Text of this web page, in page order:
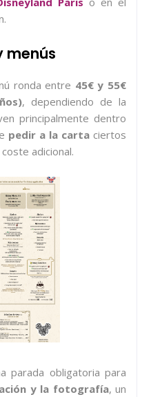
menús
ronda entre 45€ y 55€
, dependiendo de la
principalmente dentro
pedir a la carta ciertos
adicional.
parada obligatoria para
y la fotografía, un